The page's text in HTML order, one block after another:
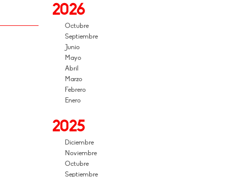
2026
Octubre
Septiembre
Junio
Mayo
Abril
Marzo
Febrero
Enero
2025
Diciembre
Noviembre
Octubre
Septiembre